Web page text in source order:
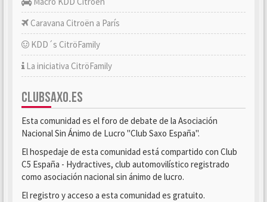
Caravana Citroën a París
KDD´s CitröFamily
La iniciativa CitröFamily
CLUBSAXO.ES
Esta comunidad es el foro de debate de la Asociación
Nacional Sin Ánimo de Lucro "Club Saxo España".
El hospedaje de esta comunidad está compartido con Club
C5 España - Hydractives, club automovilístico registrado
como asociación nacional sin ánimo de lucro.
El registro y acceso a esta comunidad es gratuito.